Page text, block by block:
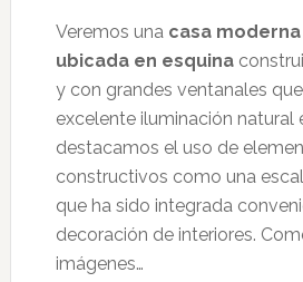
Veremos una casa
ubicada en esquina
y con grandes ventanales
excelente iluminación natural
destacamos el uso de
constructivos como una
que ha sido integrada
decoración de interiores.
imágenes…